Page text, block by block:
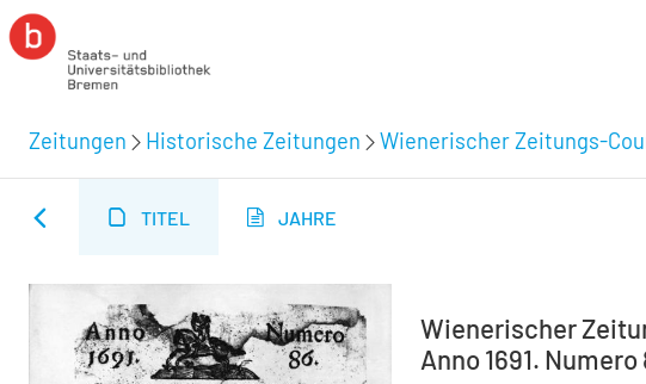
Zeitungen Historische Zeitungen Wienerischer Zeitungs-
TITEL JAHRE
Wienerischer
Anno 1691. Numero